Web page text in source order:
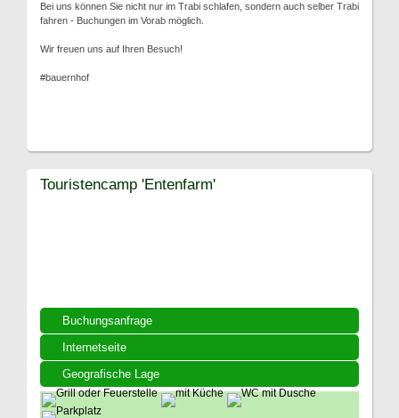
Bei uns können Sie nicht nur im Trabi schlafen, sondern auch selber Trabi
fahren - Buchungen im Vorab möglich.
Wir freuen uns auf Ihren Besuch!
#bauernhof
Buchungsanfrage
Internetseite
Geografische Lage
Touristencamp 'Entenfarm'